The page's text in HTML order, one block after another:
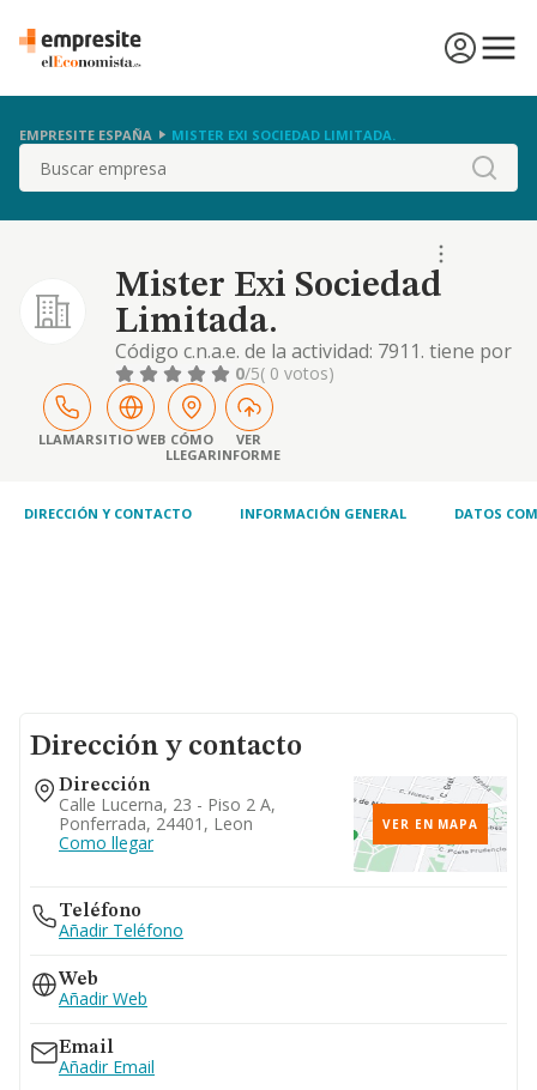
EMPRESITE ESPAÑA MISTER EXI SOCIEDAD LIMITADA.
Buscar
Mister Exi Sociedad
Limitada.
Código c.n.a.e. de la actividad: 7911. tiene por
objeto: agencia de viajes, todo tipo de
actividades relacionadas con el turismo
activo, la organización de eventos, la
compra, venta y alquiler de material
deportivo y la compraventa de
0/5( 0 votos)
LLAMARSITIO WEB CÓMO
LLEGAR
VER
INFORME
DIRECCIÓN Y CONTACTO INFORMACIÓN GENERAL DATOS
Dirección y contacto
Dirección
Calle Lucerna, 23 - Piso 2 A,
Ponferrada, 24401, Leon
Como llegar
VER EN MAPA
Teléfono
Añadir Teléfono
Web
Añadir Web
Email
Añadir Email